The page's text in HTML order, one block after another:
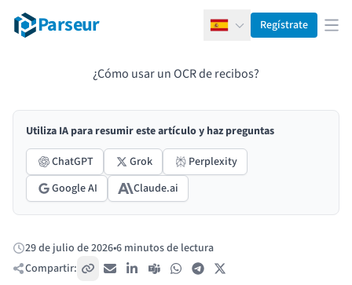
Parseur EspañolRegístrate
¿Cómo usar un OCR de recibos?
Utiliza IA para resumir este artículo y haz preguntas
ChatGPT
Grok
Perplexity
Google AI
Claude.ai
Publicado:
29 de julio de 2026•6 minutos de lectura
Compartir:
Copiar enlace
Correo electrónico
LinkedIn
Teams WhatsAppTelegram